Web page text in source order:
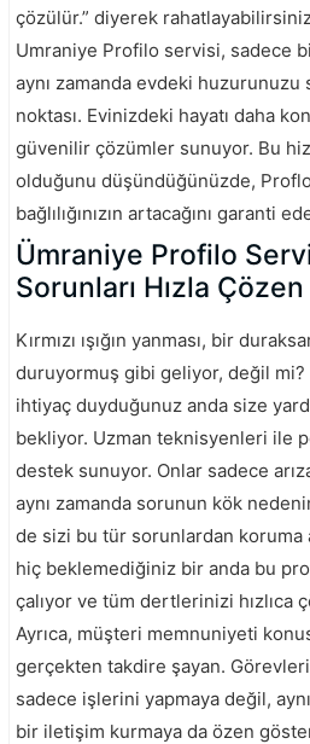
çözülür.” diyerek
Umraniye Profilo servisi, sadece
aynı zamanda evdeki
noktası. Evinizdeki hayatı daha
güvenilir çözümler sunuyor. Bu
olduğunu düşündüğünüzde,
bağlılığınızın artacağını garanti
Ümraniye Profilo
Sorunları Hızla
Kırmızı ışığın yanması, bir
duruyormuş gibi geliyor, değil
ihtiyaç duyduğunuz anda size
bekliyor. Uzman teknisyenleri ile
destek sunuyor. Onlar sadece
aynı zamanda sorunun kök
de sizi bu tür sorunlardan koruma
hiç beklemediğiniz bir anda bu
çalıyor ve tüm dertlerinizi hızlıca
Ayrıca, müşteri memnuniyeti
gerçekten takdire şayan.
sadece işlerini yapmaya değil,
bir iletişim kurmaya da özen